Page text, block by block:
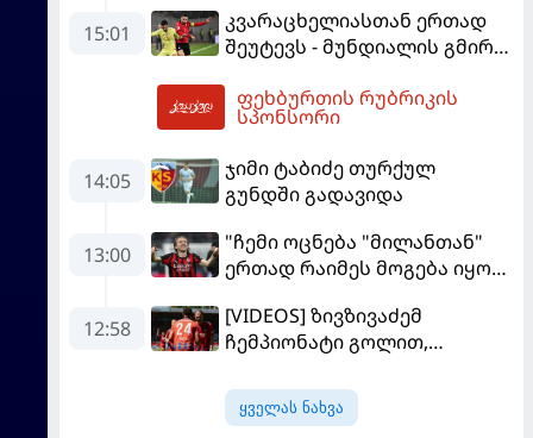
15:01
კვარაცხელიასთან ერთად
შეუტევს - მუნდიალის გმირი
გახდება
ფეხბურთის რუბრიკის
სპონსორი
14:05
ჯიმი ტაბიძე თურქულ
გუნდში გადავიდა
13:00
"ჩემი ოცნება "მილანთან"
ერთად რაიმეს მოგება იყო" -
თავის მისიაზე ისაუბრა
12:58
[VIDEOS] ზივზივაძემ
ჩემპიონატი გოლით,
გამარჯვებით დაიწყო
ყველას ნახვა